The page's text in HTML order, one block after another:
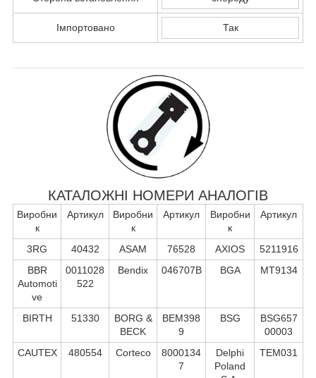
Імпортовано Так
КАТАЛОЖНІ НОМЕРИ АНАЛОГІВ
Виробни
к
Артикул
Виробни
к
Артикул
Виробни
к
Артикул
3RG 40432 ASAM 76528 AXIOS
5211916
BBR
Automoti
ve
0011028
522
Bendix 046707B BGA MT9134
BIRTH 51330
BORG &
BECK
BEM398
9
BSG
BSG657
00003
CAUTEX
480554 Corteco
8000134
7
Delphi
Poland
TEM031